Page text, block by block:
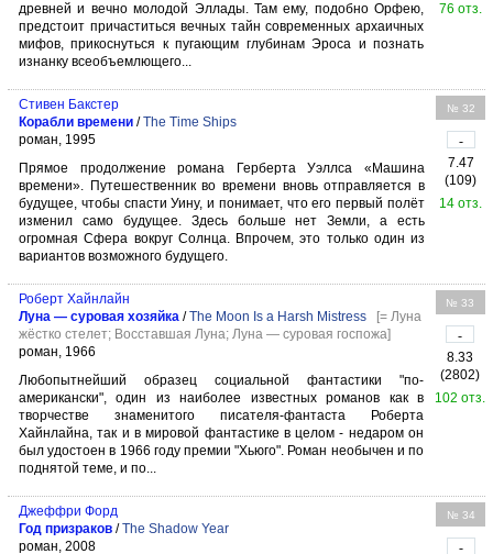
древней и вечно молодой Эллады. Там ему, подобно Орфею,
предстоит причаститься вечных тайн современных архаичных
мифов, прикоснуться к пугающим глубинам Эроса и познать
изнанку всеобъемлющего...
76 отз.
Стивен Бакстер
Корабли времени /The Time Ships
роман, 1995
Прямое продолжение романа Герберта Уэллса «Машина
времени». Путешественник во времени вновь отправляется в
будущее, чтобы спасти Уину, и понимает, что его первый полёт
изменил само будущее. Здесь больше нет Земли, а есть
огромная Сфера вокруг Солнца. Впрочем, это только один из
вариантов возможного будущего.
№ 32
-
7.47
(109)
14 отз.
Роберт Хайнлайн
Луна — суровая хозяйка /The Moon Is a Harsh Mistress
[= Луна
жёстко стелет; Восставшая Луна; Луна — суровая госпожа]
роман, 1966
Любопытнейший образец социальной фантастики "по-
американски", один из наиболее известных романов как в
творчестве знаменитого писателя-фантаста Роберта
Хайнлайна, так и в мировой фантастике в целом - недаром он
был удостоен в 1966 году премии "Хьюго". Роман необычен и по
поднятой теме, и по...
№ 33
-
8.33
(2802)
102 отз.
Джеффри Форд
Год призраков /The Shadow Year
роман, 2008
№ 34
-